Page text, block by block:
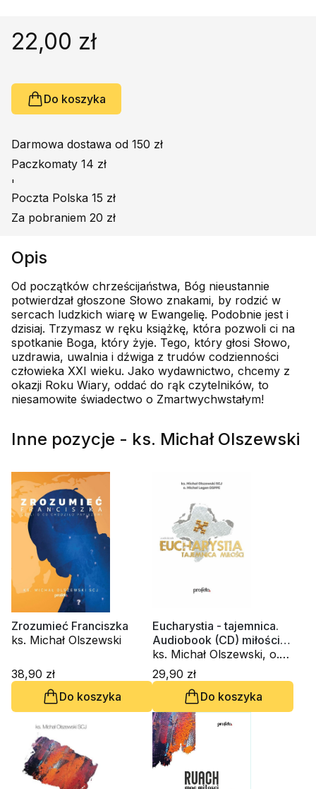
22,00 zł
Do koszyka
Darmowa dostawa od 150 zł
Paczkomaty 14 zł
'
Poczta Polska 15 zł
Za pobraniem 20 zł
Opis
Od początków chrześcijaństwa, Bóg nieustannie
potwierdzał głoszone Słowo znakami, by rodzić w
sercach ludzkich wiarę w Ewangelię. Podobnie jest i
dzisiaj. Trzymasz w ręku książkę, która pozwoli ci na
spotkanie Boga, który żyje. Tego, który głosi Słowo,
uzdrawia, uwalnia i dźwiga z trudów codzienności
człowieka XXI wieku. Jako wydawnictwo, chcemy z
okazji Roku Wiary, oddać do rąk czytelników, to
niesamowite świadectwo o Zmartwychwstałym!
Inne pozycje - ks. Michał Olszewski
Zrozumieć Franciszka
ks. Michał Olszewski
38,90 zł
Do koszyka
Eucharystia - tajemnica.
Audiobook (CD) miłości
(CD-MP3 - audiobook)
ks. Michał Olszewski, o.
Michał Legan OSPPE
29,90 zł
Do koszyka